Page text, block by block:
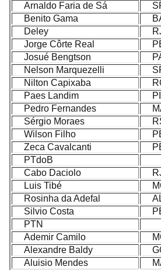
Arnaldo Faria de Sá
Benito Gama
Deley
Jorge Côrte Real
Josué Bengtson
Nelson Marquezelli
Nilton Capixaba
Paes Landim
PI
Pedro Fernandes
Sérgio Moraes
Wilson Filho
Zeca Cavalcanti
PTdoB
Cabo Daciolo
Luis Tibé
Rosinha da Adefal
Silvio Costa
PTN
Ademir Camilo
Alexandre Baldy
Aluisio Mendes